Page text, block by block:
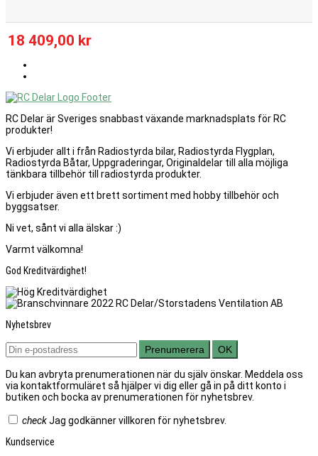
18 409,00 kr
RC Delar är Sveriges snabbast växande marknadsplats för RC
produkter!
Vi erbjuder allt i från Radiostyrda bilar, Radiostyrda Flygplan,
Radiostyrda Båtar, Uppgraderingar, Originaldelar till alla möjliga
tänkbara tillbehör till radiostyrda produkter.
Vi erbjuder även ett brett sortiment med hobby tillbehör och
byggsatser.
Ni vet, sånt vi alla älskar :)
Varmt välkomna!
God Kreditvärdighet!
Nyhetsbrev
Prenumerera OK
Du kan avbryta prenumerationen när du själv önskar. Meddela oss
via kontaktformuläret så hjälper vi dig eller gå in på ditt konto i
butiken och bocka av prenumerationen för nyhetsbrev.
checkJag godkänner villkoren för nyhetsbrev.
Kundservice